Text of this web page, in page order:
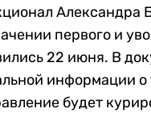
Александра
первого и
22 июня. В
информации о
будет